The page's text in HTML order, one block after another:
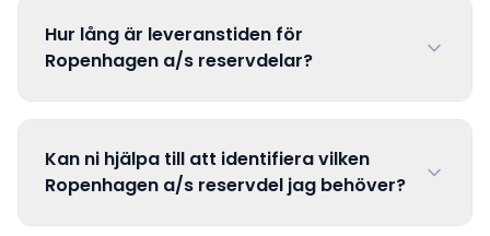
Hur lång är leveranstiden för
Ropenhagen a/s reservdelar?
Kan ni hjälpa till att identifiera vilken
Ropenhagen a/s reservdel jag behöver?